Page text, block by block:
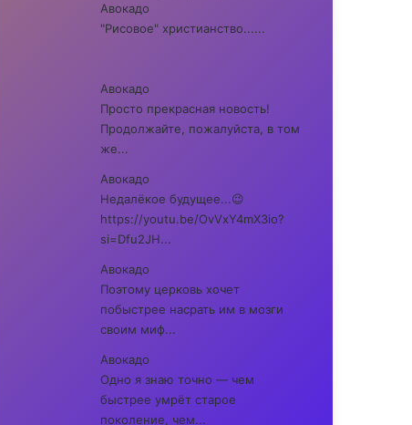
Авокадо
"Рисовое" христианство......
Авокадо
Просто прекрасная новость!
Продолжайте, пожалуйста, в том
же...
Авокадо
Недалёкое будущее...😉
https://youtu.be/OvVxY4mX3io?
si=Dfu2JH...
Авокадо
Поэтому церковь хочет
побыстрее насрать им в мозги
своим миф...
Авокадо
Одно я знаю точно — чем
быстрее умрёт старое
поколение, чем...